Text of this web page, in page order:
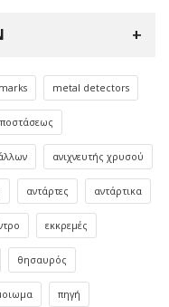
marks metal detectors
ανιχνευτής χρυσού
αντάρτες αντάρτικα
εκκρεμές
θησαυρός
πηγή